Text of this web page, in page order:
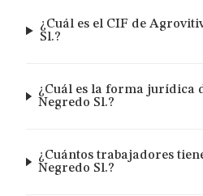
¿Cuál es el CIF de
Sl.?
¿Cuál es la forma jurídica
Negredo Sl.?
¿Cuántos trabajadores
Negredo Sl.?